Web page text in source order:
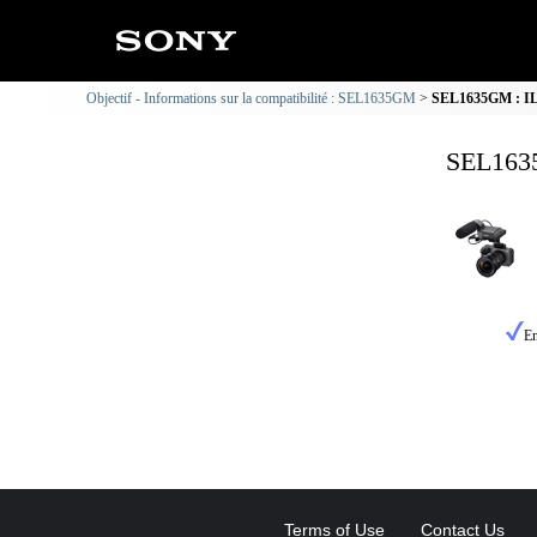
Objectif - Informations sur la compatibilité : SEL1635GM SEL1635GM :
Terms of Use Contact Us